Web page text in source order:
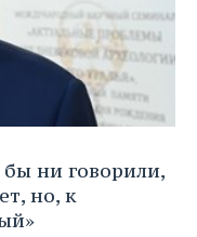
ни говорили,
но, к